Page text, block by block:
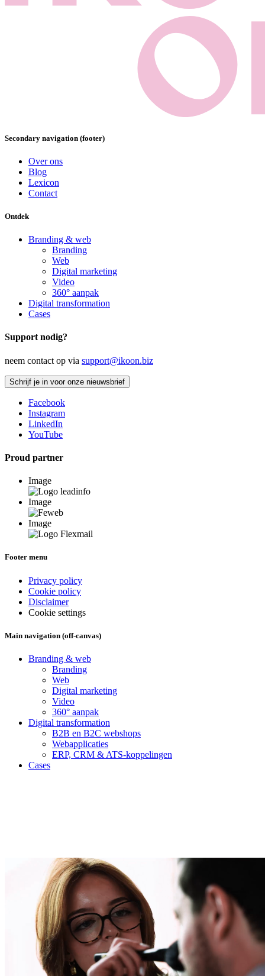
Secondary navigation (footer)
Over ons
Blog
Lexicon
Contact
Ontdek
Branding & web
Branding
Web
Digital marketing
Video
360° aanpak
Digital transformation
Cases
Support nodig?
neem contact op via support@ikoon.biz
Schrijf je in voor onze nieuwsbrief
Facebook
Instagram
LinkedIn
YouTube
Proud partner
Image
Image
Image
Footer menu
Privacy policy
Cookie policy
Disclaimer
Cookie settings
Main navigation (off-canvas)
Branding & web
Branding
Web
Digital marketing
Video
360° aanpak
Digital transformation
B2B en B2C webshops
Webapplicaties
ERP, CRM & ATS-koppelingen
Cases